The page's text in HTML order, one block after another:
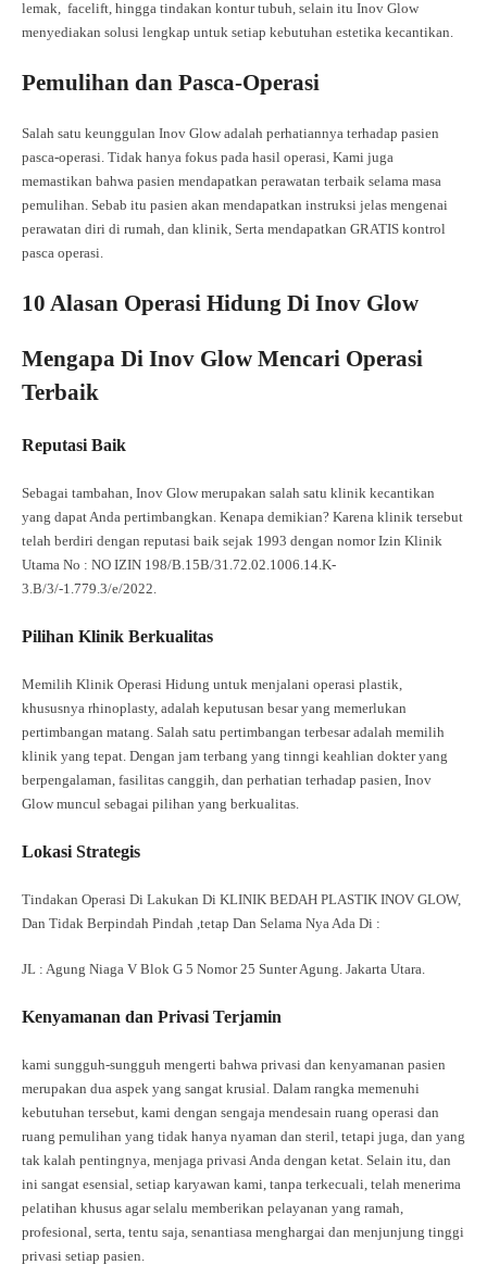
lemak, facelift, hingga tindakan kontur tubuh, selain itu Inov Glow
menyediakan solusi lengkap untuk setiap kebutuhan estetika kecantikan.
Pemulihan dan Pasca-Operasi
Salah satu keunggulan Inov Glow adalah perhatiannya terhadap pasien
pasca-operasi. Tidak hanya fokus pada hasil operasi, Kami juga
memastikan bahwa pasien mendapatkan perawatan terbaik selama masa
pemulihan. Sebab itu pasien akan mendapatkan instruksi jelas mengenai
perawatan diri di rumah, dan klinik, Serta mendapatkan GRATIS kontrol
pasca operasi.
10 Alasan Operasi Hidung Di Inov Glow
Mengapa Di Inov Glow Mencari Operasi
Terbaik
Reputasi Baik
Sebagai tambahan, Inov Glow merupakan salah satu klinik kecantikan
yang dapat Anda pertimbangkan. Kenapa demikian? Karena klinik tersebut
telah berdiri dengan reputasi baik sejak 1993 dengan nomor Izin Klinik
Utama No : NO IZIN 198/B.15B/31.72.02.1006.14.K-
3.B/3/-1.779.3/e/2022.
Pilihan Klinik Berkualitas
Memilih Klinik Operasi Hidung untuk menjalani operasi plastik,
khususnya rhinoplasty, adalah keputusan besar yang memerlukan
pertimbangan matang. Salah satu pertimbangan terbesar adalah memilih
klinik yang tepat. Dengan jam terbang yang tinngi keahlian dokter yang
berpengalaman, fasilitas canggih, dan perhatian terhadap pasien, Inov
Glow muncul sebagai pilihan yang berkualitas.
Lokasi Strategis
Tindakan Operasi Di Lakukan Di KLINIK BEDAH PLASTIK INOV GLOW,
Dan Tidak Berpindah Pindah ,tetap Dan Selama Nya Ada Di :
JL : Agung Niaga V Blok G 5 Nomor 25 Sunter Agung. Jakarta Utara.
Kenyamanan dan Privasi Terjamin
kami sungguh-sungguh mengerti bahwa privasi dan kenyamanan pasien
merupakan dua aspek yang sangat krusial. Dalam rangka memenuhi
kebutuhan tersebut, kami dengan sengaja mendesain ruang operasi dan
ruang pemulihan yang tidak hanya nyaman dan steril, tetapi juga, dan yang
tak kalah pentingnya, menjaga privasi Anda dengan ketat. Selain itu, dan
ini sangat esensial, setiap karyawan kami, tanpa terkecuali, telah menerima
pelatihan khusus agar selalu memberikan pelayanan yang ramah,
profesional, serta, tentu saja, senantiasa menghargai dan menjunjung tinggi
privasi setiap pasien.